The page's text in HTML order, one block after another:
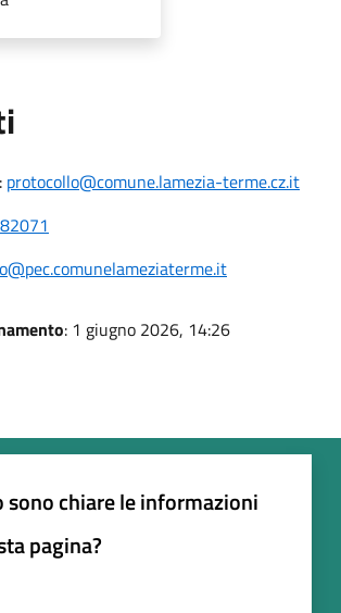
: protocollo@comune.lamezia-terme.cz.it
: 1 giugno 2026, 14:26
sono chiare le informazioni
pagina?